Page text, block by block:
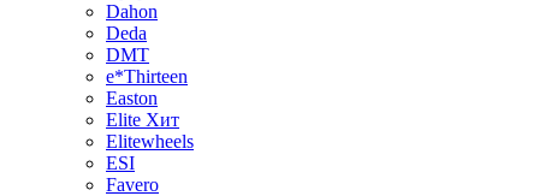
Dahon
Deda
DMT
e*Thirteen
Easton
Elite Хит
Elitewheels
ESI
Favero